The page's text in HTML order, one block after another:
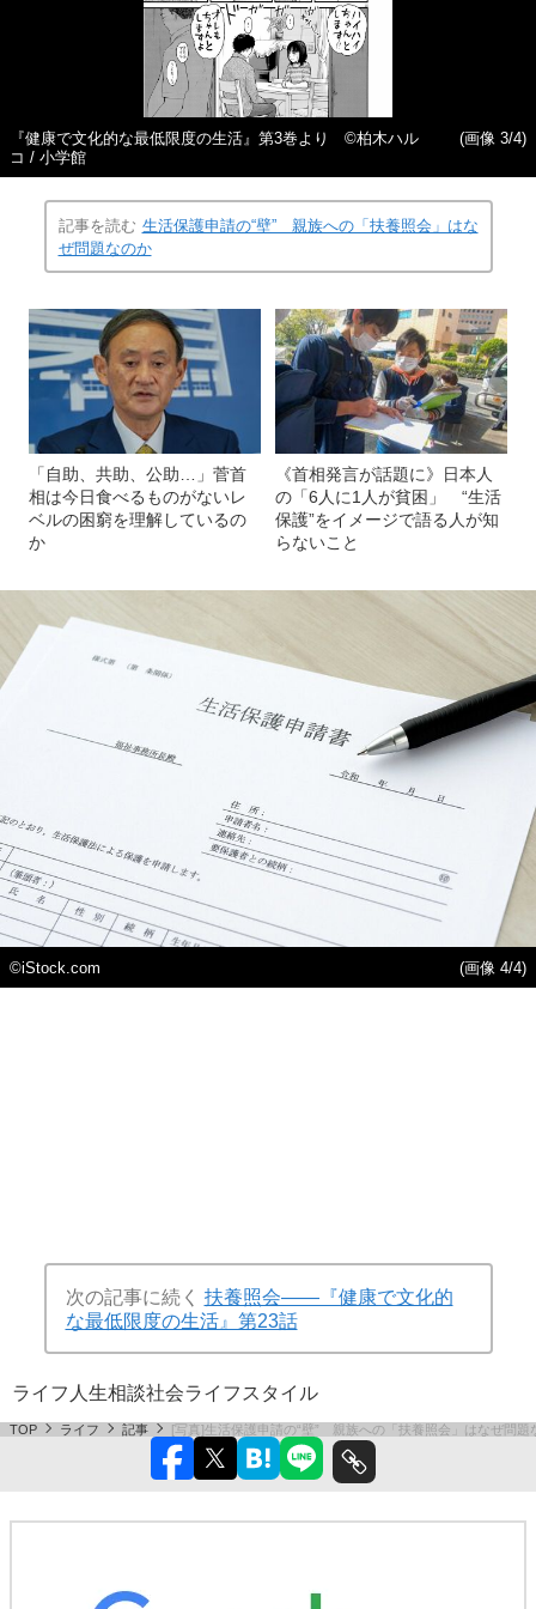
『健康で文化的な最低限度の生活』第3巻より ©柏木ハル
コ / 小学館
(画像 3/4)
記事を読む 生活保護申請の“壁” 親族への「扶養照会」はな
ぜ問題なのか
「自助、共助、公助…」菅首
相は今日食べるものがないレ
ベルの困窮を理解しているの
か
《首相発言が話題に》日本人
の「6人に1人が貧困」 “生活
保護”をイメージで語る人が知
らないこと
©iStock.com (画像 4/4)
次の記事に続く 扶養照会――『健康で文化的
な最低限度の生活』第23話
ライフ 人生相談社会ライフスタイル
TOP ライフ 記事 [写真]生活保護申請の“壁” 親族への「扶養照会」はなぜ問題